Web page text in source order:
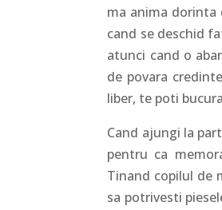
ma anima dorinta
cand se deschid
atunci cand o
de povara
liber, te poti
Cand ajungi la
pentru ca
Tinand copilul de
sa potrivesti